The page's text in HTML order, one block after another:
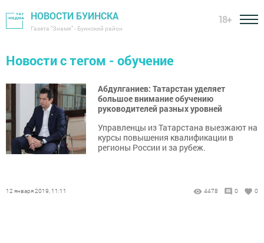
НОВОСТИ БУИНСКА
Газета "Знамя" - Буинский район
18+
Новости с тегом - обучение
Абдулганиев: Татарстан уделяет
большое внимание обучению
руководителей разных уровней
Управленцы из Татарстана выезжают на
курсы повышения квалификации в
регионы России и за рубеж.
12 января 2019, 11:11 4478 0 0